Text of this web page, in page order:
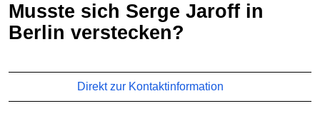
Musste sich Serge Jaroff in
Berlin verstecken?
Direkt zur Kontaktinformation